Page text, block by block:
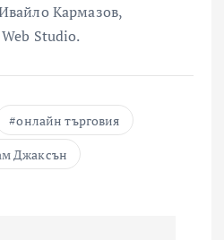
Кармазов,
Studio.
онлайн търговия
Джаксън